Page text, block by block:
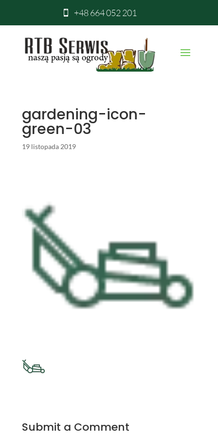
 +48 664 052 201
gardening-icon-
green-03
19 listopada 2019
Submit a Comment